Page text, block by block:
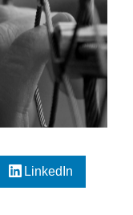
LinkedIn